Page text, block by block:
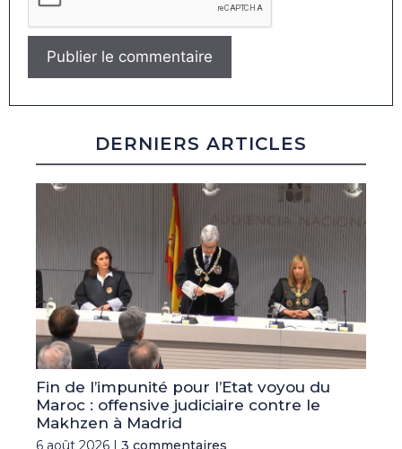
DERNIERS ARTICLES
Fin de l’impunité pour l’Etat voyou du
Maroc : offensive judiciaire contre le
Makhzen à Madrid
6 août 2026 | 3 commentaires